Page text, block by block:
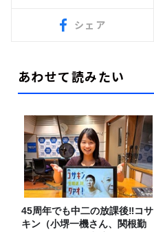
シェア
あわせて読みたい
45周年でも中二の放課後‼コサ
キン（小堺一機さん、関根勤